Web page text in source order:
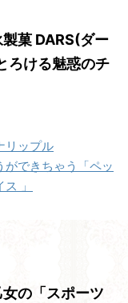
菓 DARS(ダー
ろける魅惑のチ
リップル
できちゃう「ペッ
」
の「スポーツ